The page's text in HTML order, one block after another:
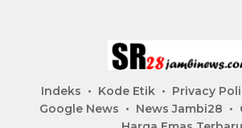
Indeks Kode Etik Privacy
Google News
News Jambi28